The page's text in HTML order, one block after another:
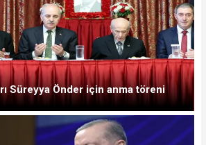
Süreyya Önder için anma töreni